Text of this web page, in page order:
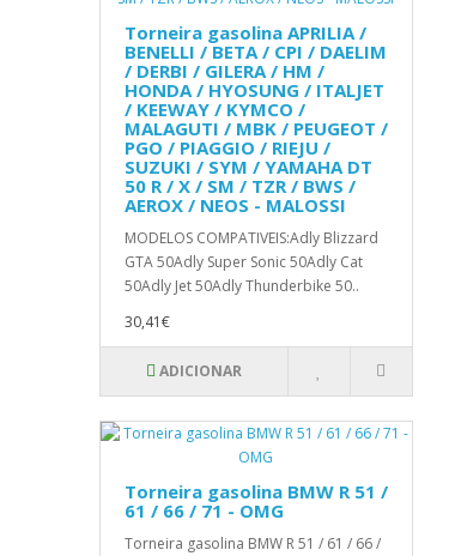
Torneira gasolina APRILIA /
BENELLI / BETA / CPI / DAELIM
/ DERBI / GILERA / HM /
HONDA / HYOSUNG / ITALJET
/ KEEWAY / KYMCO /
MALAGUTI / MBK / PEUGEOT /
PGO / PIAGGIO / RIEJU /
SUZUKI / SYM / YAMAHA DT
50 R / X / SM / TZR / BWS /
AEROX / NEOS - MALOSSI
MODELOS COMPATIVEIS:Adly Blizzard
GTA 50Adly Super Sonic 50Adly Cat
50Adly Jet 50Adly Thunderbike 50..
30,41€
ADICIONAR
Torneira gasolina BMW R 51 /
61 / 66 / 71 - OMG
Torneira gasolina BMW R 51 / 61 / 66 /